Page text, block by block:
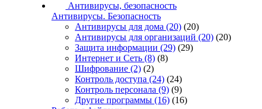
Антивирусы, безопасность
Антивирусы. Безопасность
Антивирусы для дома (20) (20)
Антивирусы для организаций (20) (20)
Защита информации (29) (29)
Интернет и Сеть (8) (8)
Шифрование (2) (2)
Контроль доступа (24) (24)
Контроль персонала (9) (9)
Другие программы (16) (16)